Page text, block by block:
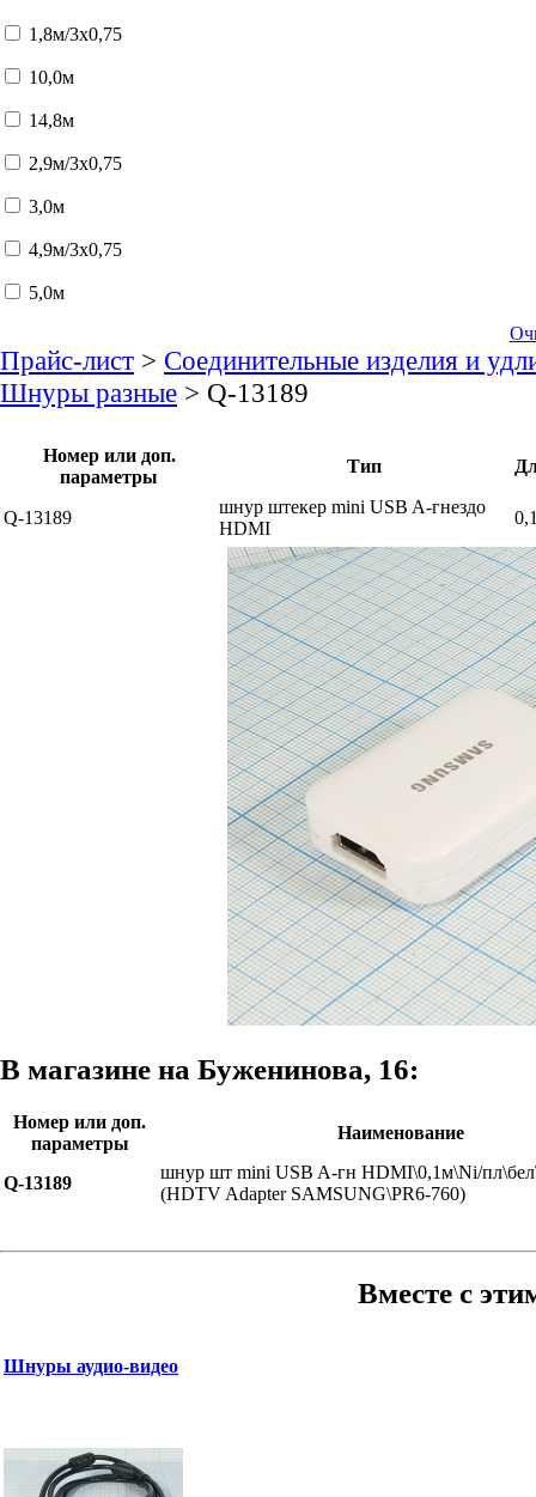
1,8м/3x0,75
10,0м
14,8м
2,9м/3x0,75
3,0м
4,9м/3x0,75
5,0м
Прайс-лист > Соединительные изделия и
Шнуры разные > Q-13189
Номер или доп.
параметры
Тип
Q-13189
шнур штекер mini USB A-гнездо
HDMI
В магазине на Буженинова, 16:
Номер или доп.
параметры
Наименование
Q-13189
шнур шт mini USB A-гн HDMI\0,1м\Ni/
(HDTV Adapter SAMSUNG\PR6-760)
Вместе с
Шнуры аудио-видео